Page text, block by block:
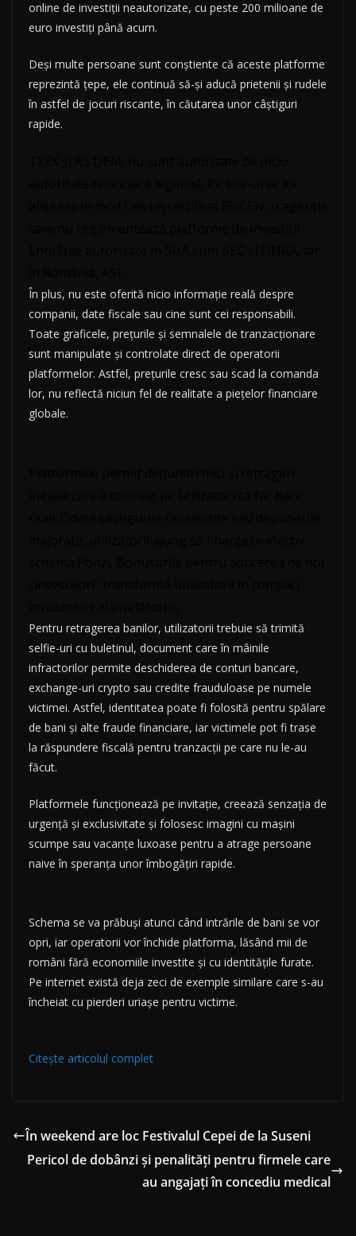
online de investiții neautorizate, cu peste 200 milioane de
euro investiți până acum.
Deși multe persoane sunt conștiente că aceste platforme
reprezintă țepe, ele continuă să-și aducă prietenii și rudele
în astfel de jocuri riscante, în căutarea unor câștiguri
rapide.
În plus, nu este oferită nicio informație reală despre
companii, date fiscale sau cine sunt cei responsabili.
Toate graficele, prețurile și semnalele de tranzacționare
sunt manipulate și controlate direct de operatorii
platformelor. Astfel, prețurile cresc sau scad la comanda
lor, nu reflectă niciun fel de realitate a piețelor financiare
globale.
Pentru retragerea banilor, utilizatorii trebuie să trimită
selfie-uri cu buletinul, document care în mâinile
infractorilor permite deschiderea de conturi bancare,
exchange-uri crypto sau credite frauduloase pe numele
victimei. Astfel, identitatea poate fi folosită pentru spălare
de bani și alte fraude financiare, iar victimele pot fi trase
la răspundere fiscală pentru tranzacții pe care nu le-au
făcut.
Platformele funcționează pe invitație, creează senzația de
urgență și exclusivitate și folosesc imagini cu mașini
scumpe sau vacanțe luxoase pentru a atrage persoane
naive în speranța unor îmbogățiri rapide.
Schema se va prăbuși atunci când intrările de bani se vor
opri, iar operatorii vor închide platforma, lăsând mii de
români fără economiile investite și cu identitățile furate.
Pe internet există deja zeci de exemple similare care s-au
încheiat cu pierderi uriașe pentru victime.
Citește articolul complet
În weekend are loc Festivalul Cepei de la Suseni
Pericol de dobânzi și penalități pentru firmele care
au angajați în concediu medical